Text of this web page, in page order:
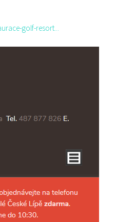
golf-resort...